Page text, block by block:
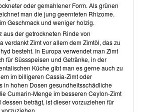
Richtung Gesundheit zu verlegen und auf
sowie den Anteil an Öl- und
wie möglich zu halten.
Oakleyist ein Kochbuch, dass sich
der veganen Küche eignet, die sich noch
lösen können, oder aber zum
und Milchprodukte zur Zubereitung
erforderlich sind.
Gaz Oakleyist bekannt alsYouTuberund
das Kochen in frühen Jahren gemeinsam
oder gemahlener Form. Als grünen
man die jung geernteten Rhizome.
Geschmack und weniger holzig.
aus der getrockneten Rinde von
verdankt Zimt vor allem dem Zimtöl, das zu
besteht. In Europa verwendet man Zimt
für Süssspeisen und Getränke, in der
Küche gibt man es gerne auch zu
im billigeren Cassia-Zimt oder
in hohen Dosen gesundheitsschädliche
Cumarin-Menge im besseren Ceylon-Zimt
beträgt, ist dieser vorzuziehen für